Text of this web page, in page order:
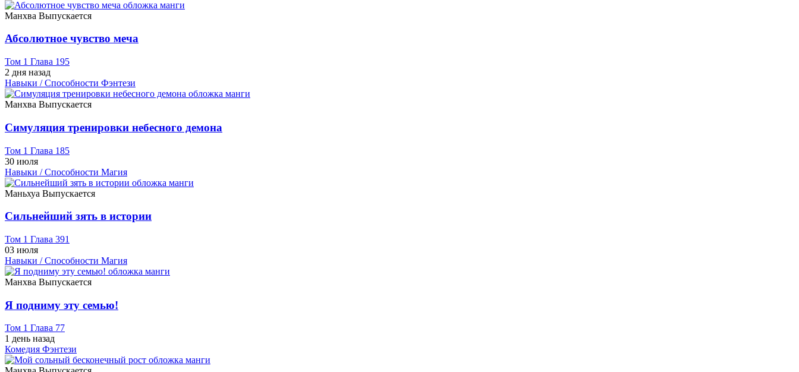
Манхва Выпускается
Абсолютное чувство меча
Том 1 Глава 195
2 дня назад
Навыки / Способности Фэнтези
Манхва Выпускается
Симуляция тренировки небесного демона
Том 1 Глава 185
30 июля
Навыки / Способности Магия
Маньхуа Выпускается
Сильнейший зять в истории
Том 1 Глава 391
03 июля
Навыки / Способности Магия
Манхва Выпускается
Я подниму эту семью!
Том 1 Глава 77
1 день назад
Комедия Фэнтези